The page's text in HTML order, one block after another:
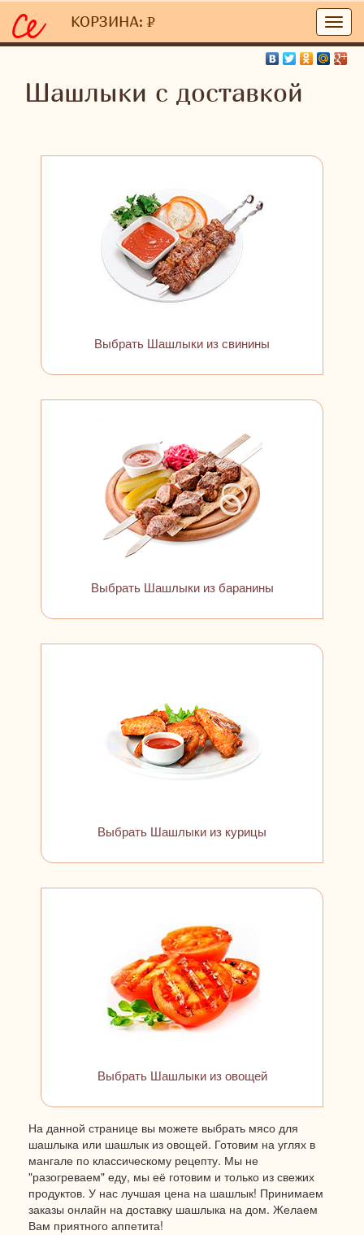
КОРЗИНА: P
УБ.
Главная/Вкусняшки / Шашлыки
Шашлыки с доставкой
Выбрать Шашлыки из свинины
Выбрать Шашлыки из баранины
Выбрать Шашлыки из курицы
Выбрать Шашлыки из овощей
На данной странице вы можете выбрать мясо для
шашлыка или шашлык из овощей. Готовим на углях в
мангале по классическому рецепту. Мы не
"разогреваем" еду, мы её готовим и только из свежих
продуктов. У нас лучшая цена на шашлык! Принимаем
заказы онлайн на доставку шашлыка на дом. Желаем
Вам приятного аппетита!